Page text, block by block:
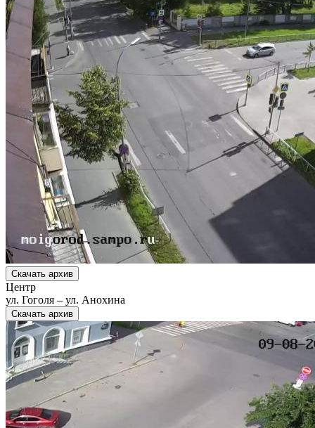
Скачать архив
Центр
ул. Гоголя – ул. Анохина
Скачать архив